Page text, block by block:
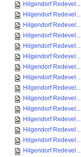
Hilgendorf Redevel...
Hilgendorf Redevel...
Hilgendorf Redevel...
Hilgendorf Redevel...
Hilgendorf Redevel...
Hilgendorf Redevel...
Hilgendorf Redevel...
Hilgendorf Redevel...
Hilgendorf Redevel...
Hilgendorf Redevel...
Hilgendorf Redevel...
Hilgendorf Redevel...
Hilgendorf Redevel...
Hilgendorf Redevel...
Hilgendorf Redevel...